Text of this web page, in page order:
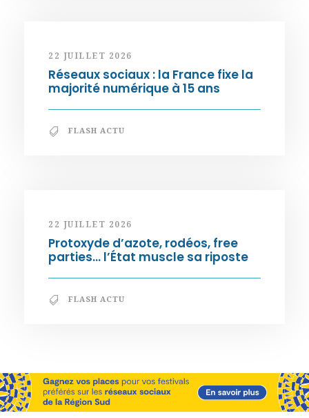
22 JUILLET 2026
Réseaux sociaux : la France fixe la
majorité numérique à 15 ans
FLASH ACTU
22 JUILLET 2026
Protoxyde d’azote, rodéos, free
parties… l’État muscle sa riposte
FLASH ACTU